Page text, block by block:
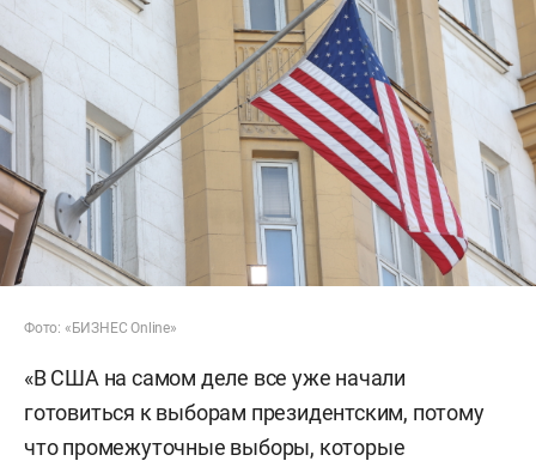
Фото: «БИЗНЕС Online»
«В США на самом деле все уже начали
готовиться к выборам президентским, потому
что промежуточные выборы, которые